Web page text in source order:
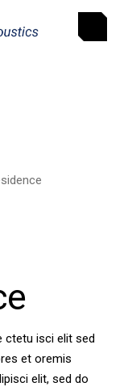
ctetu isci elit sed
et oremis
elit, sed do